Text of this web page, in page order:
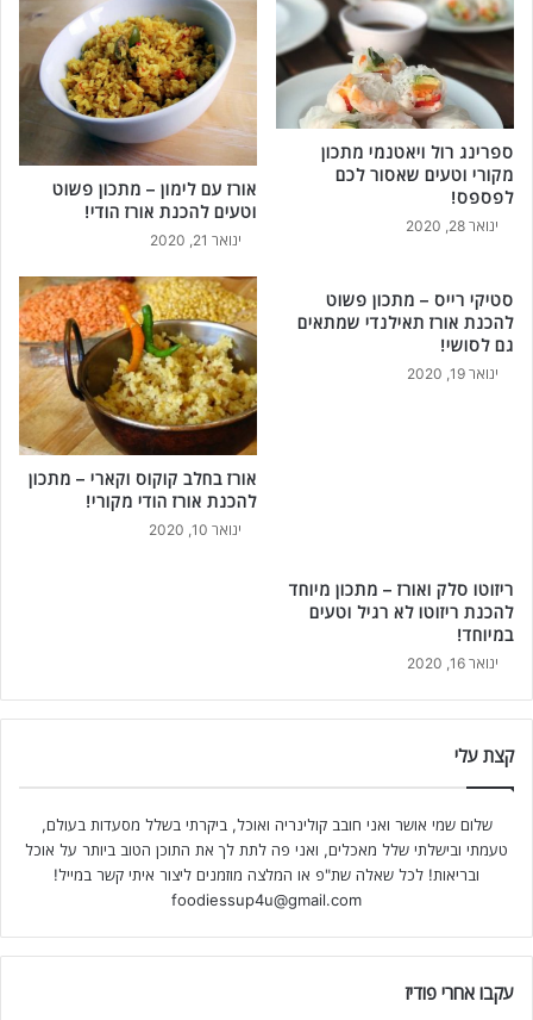
ספרינג רול ויאטנמי מתכון
מקורי וטעים שאסור לכם
לפספס!
ינואר 28, 2020
אורז עם לימון – מתכון פשוט
וטעים להכנת אורז הודי!
ינואר 21, 2020
סטיקי רייס – מתכון פשוט
להכנת אורז תאילנדי שמתאים
גם לסושי!
ינואר 19, 2020
אורז בחלב קוקוס וקארי – מתכון
להכנת אורז הודי מקורי!
ינואר 10, 2020
ריזוטו סלק ואורז – מתכון מיוחד
להכנת ריזוטו לא רגיל וטעים
במיוחד!
ינואר 16, 2020
קצת עלי
שלום שמי אושר ואני חובב קולינריה ואוכל, ביקרתי בשלל מסעדות בעולם,
טעמתי ובישלתי שלל מאכלים, ואני פה לתת לך את התוכן הטוב ביותר על אוכל
ובריאות! לכל שאלה שת"פ או המלצה מוזמנים ליצור איתי קשר במייל!
foodiessup4u@gmail.com
עקבו אחרי פודיז